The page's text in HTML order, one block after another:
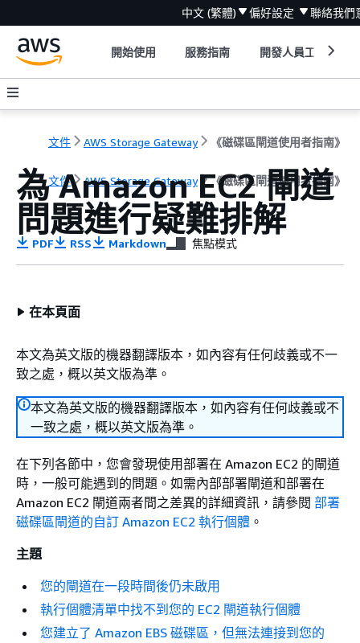
中文 (繁體) 偏好設定 聯絡我們
開始使用 服務指南 開發人員工具
文件 AWS Storage Gateway 《磁碟區閘道使用者指南》
文件 AWS Storage Gateway 《磁碟區閘道使用者指南》
為 Amazon EC2 閘道
問題進行疑難排解
PDF RSS Markdown 焦點模式
在本頁面
本文為英文版的機器翻譯版本，如內容有任何歧義或不一
致之處，概以英文版為準。
本文為英文版的機器翻譯版本，如內容有任何歧義或不
一致之處，概以英文版為準。
在下列各節中，您會發現使用部署在 Amazon EC2 的閘道
時，一般可能遇到的問題。如需內部部署閘道和部署在
Amazon EC2 閘道兩者間之差異的詳細資訊，請參閱 部署
磁碟區閘道的自訂 Amazon EC2 執行個體 。
主題
您的閘道在一段時間後仍未啟用
執行個體清單中找不到您的 EC2 閘道執行個體
您建立了 Amazon EBS 磁碟區，但無法連接到您的